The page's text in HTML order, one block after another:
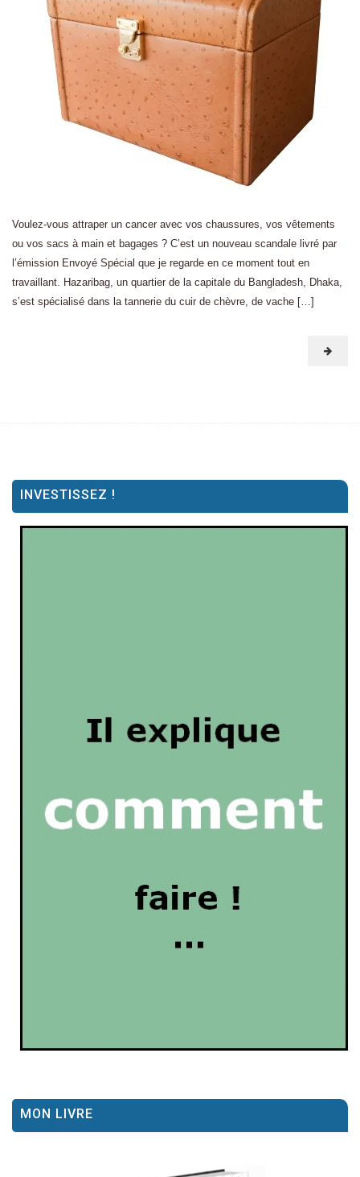
Voulez-vous attraper un cancer avec vos chaussures, vos vêtements
ou vos sacs à main et bagages ? C’est un nouveau scandale livré par
l’émission Envoyé Spécial que je regarde en ce moment tout en
travaillant. Hazaribag, un quartier de la capitale du Bangladesh, Dhaka,
s’est spécialisé dans la tannerie du cuir de chèvre, de vache […]
INVESTISSEZ !
MON LIVRE